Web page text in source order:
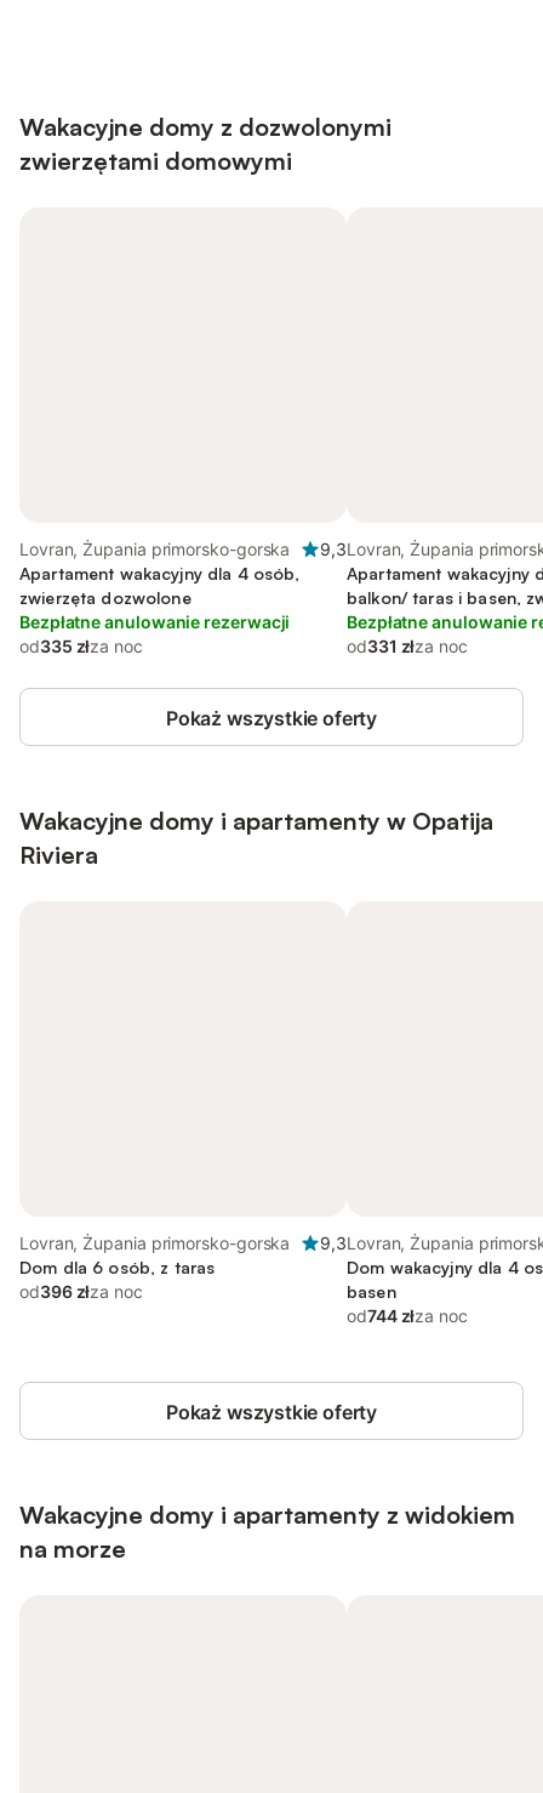
Wakacyjne domy z dozwolonymi
zwierzętami domowymi
Lovran, Żupania primorsko-gorska
9,3
Apartament wakacyjny dla 4 osób,
zwierzęta dozwolone
Bezpłatne anulowanie rezerwacji
od335 złza noc
Lovran, Żupania
Apartament wakacyjny
balkon/ taras i basen,
dozwolone
Bezpłatne anulowanie
od331 złza noc
Pokaż wszystkie oferty
Wakacyjne domy i apartamenty w Opatija
Riviera
Lovran, Żupania primorsko-gorska
9,3
Dom dla 6 osób, z taras
od396 złza noc
Lovran, Żupania
Dom wakacyjny dla 4
basen
od744 złza noc
Pokaż wszystkie oferty
Wakacyjne domy i apartamenty z widokiem
na morze